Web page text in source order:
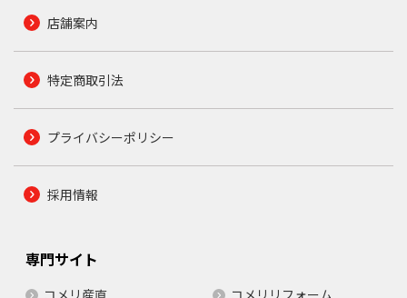
店舗案内
特定商取引法
プライバシーポリシー
採用情報
専門サイト